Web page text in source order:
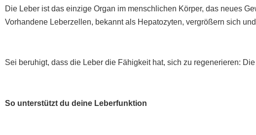
Die Leber ist das einzige Organ im menschlichen Körper, das neues
Vorhandene Leberzellen, bekannt als Hepatozyten, vergrößern sich
Sei beruhigt, dass die Leber die Fähigkeit hat, sich zu regenerieren:
So unterstützt du deine Leberfunktion